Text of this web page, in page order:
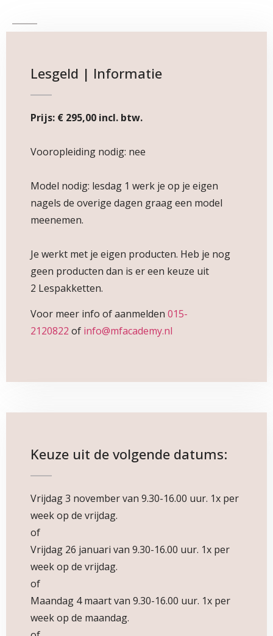
Lesgeld | Informatie
Prijs: € 295,00 incl. btw.
Vooropleiding nodig: nee
Model nodig: lesdag 1 werk je op je eigen
nagels de overige dagen graag een model
meenemen.
Je werkt met je eigen producten. Heb je nog
geen producten dan is er een keuze uit
2 Lespakketten.
Voor meer info of aanmelden 015-
2120822 of info@mfacademy.nl
Keuze uit de volgende datums:
Vrijdag 3 november van 9.30-16.00 uur. 1x per
week op de vrijdag.
of
Vrijdag 26 januari van 9.30-16.00 uur. 1x per
week op de vrijdag.
of
Maandag 4 maart van 9.30-16.00 uur. 1x per
week op de maandag.